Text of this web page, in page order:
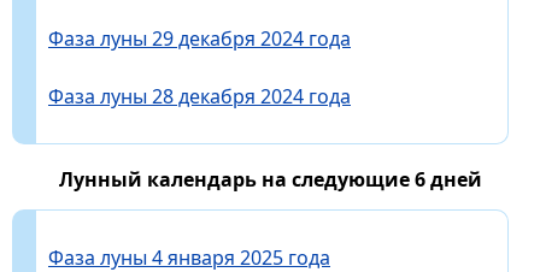
Фаза луны 29 декабря 2024 года
Фаза луны 28 декабря 2024 года
Лунный календарь на следующие 6 дней
Фаза луны 4 января 2025 года